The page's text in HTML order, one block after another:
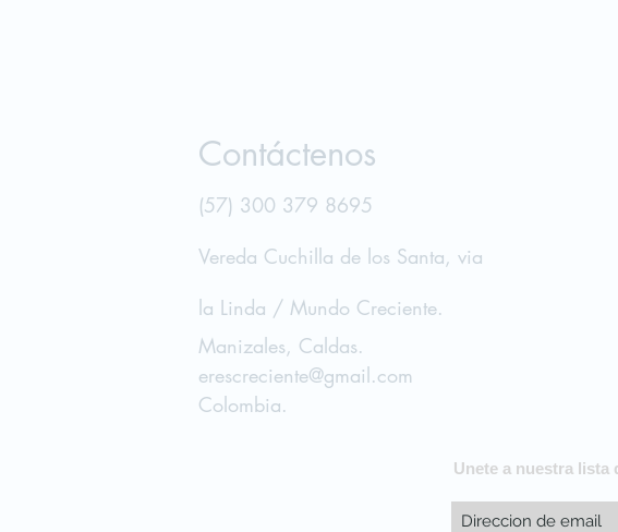
Contáctenos
(57) 300 379 8695
Vereda Cuchilla de los Santa, via
la Linda / Mundo Creciente.
Manizales, Caldas.
erescreciente@gmail.com
Colombia.
Unete a nuestra lista